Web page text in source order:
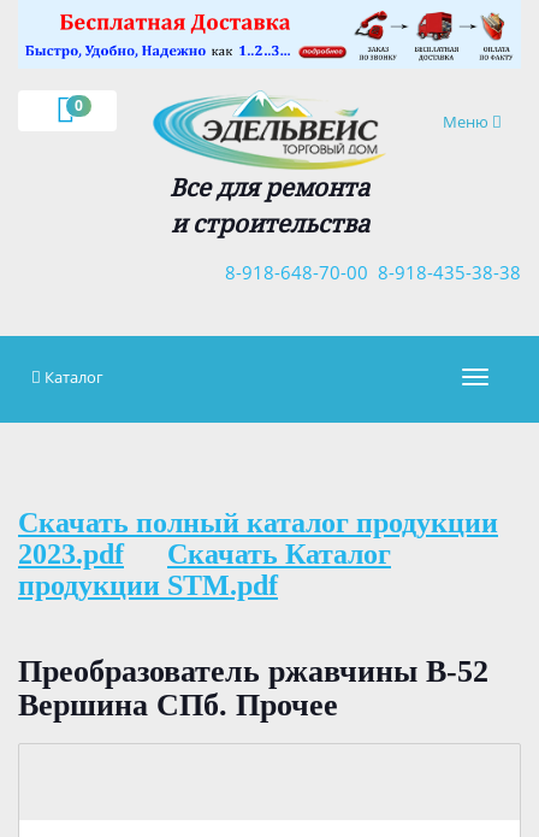
0
Навигация
Меню
Все для ремонта
и строительства
8-918-435-38-38
8-918-648-70-00
×
Каталог
Скачать полный каталог продукции
2023.pdf
Скачать Каталог
продукции STM.pdf
Преобразователь ржавчины В-52
Вершина СПб. Прочее